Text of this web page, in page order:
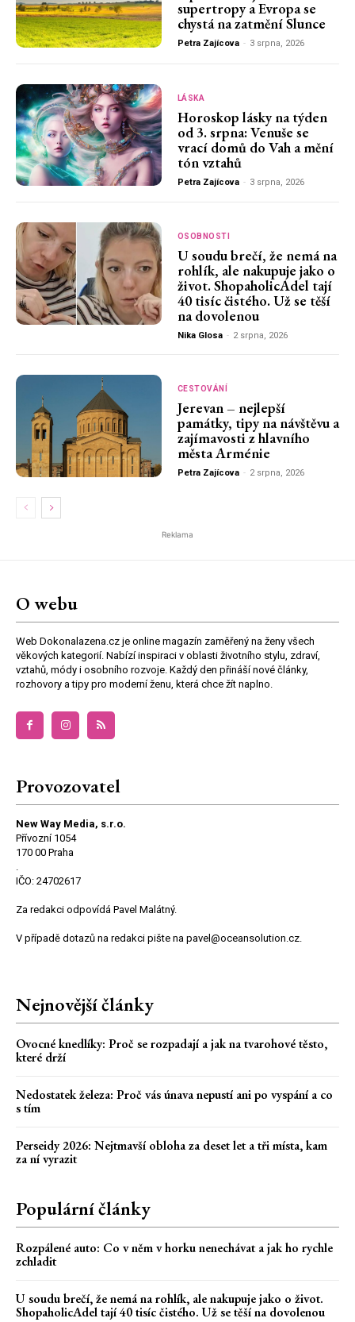
supertropy a Evropa se
chystá na zatmění Slunce
Petra Zajícova - 3 srpna, 2026
LÁSKA
Horoskop lásky na týden
od 3. srpna: Venuše se
vrací domů do Vah a mění
tón vztahů
Petra Zajícova - 3 srpna, 2026
OSOBNOSTI
U soudu brečí, že nemá na
rohlík, ale nakupuje jako o
život. ShopaholicAdel tají
40 tisíc čistého. Už se těší
na dovolenou
Nika Glosa - 2 srpna, 2026
CESTOVÁNÍ
Jerevan – nejlepší
památky, tipy na návštěvu a
zajímavosti z hlavního
města Arménie
Petra Zajícova - 2 srpna, 2026
Reklama
O webu
Web Dokonalazena.cz je online magazín zaměřený na ženy všech
věkových kategorií. Nabízí inspiraci v oblasti životního stylu, zdraví,
vztahů, módy i osobního rozvoje. Každý den přináší nové články,
rozhovory a tipy pro moderní ženu, která chce žít naplno.
Provozovatel
New Way Media, s.r.o.
Přívozní 1054
170 00 Praha
IČO: 24702617
Za redakci odpovídá Pavel Malátný.
V případě dotazů na redakci pište na pavel@oceansolution.cz.
Nejnovější články
Ovocné knedlíky: Proč se rozpadají a jak na tvarohové těsto,
které drží
Nedostatek železa: Proč vás únava nepustí ani po vyspání a co
s tím
Perseidy 2026: Nejtmavší obloha za deset let a tři místa, kam
za ní vyrazit
Populární články
Rozpálené auto: Co v něm v horku nenechávat a jak ho rychle
zchladit
U soudu brečí, že nemá na rohlík, ale nakupuje jako o život.
ShopaholicAdel tají 40 tisíc čistého. Už se těší na dovolenou